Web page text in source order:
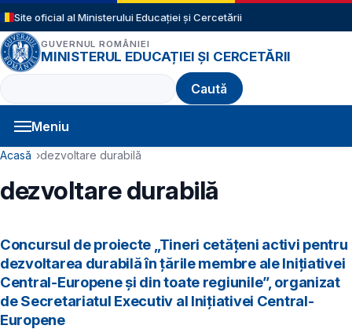
Sari la conținutul principal
Site oficial al Ministerului Educației și Cercetării
GUVERNUL ROMÂNIEI
MINISTERUL EDUCAȚIEI ȘI CERCETĂRII
Caută
Meniu
Navigație principală
Cale de navigare
Acasă dezvoltare durabilă
dezvoltare durabilă
Concursul de proiecte „Tineri cetățeni activi pentru
dezvoltarea durabilă în țările membre ale Inițiativei
Central-Europene și din toate regiunile”, organizat
de Secretariatul Executiv al Inițiativei Central-
Europene